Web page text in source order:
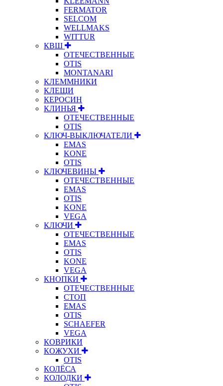
FERMATOR
SELCOM
WELLMAKS
WITTUR
КВШ
ОТЕЧЕСТВЕННЫЕ
OTIS
MONTANARI
КЛЕММНИКИ
КЛЕЩИ
КЕРОСИН
КЛИНЬЯ
ОТЕЧЕСТВЕННЫЕ
OTIS
КЛЮЧ-ВЫКЛЮЧАТЕЛИ
EMAS
KONE
OTIS
КЛЮЧЕВИНЫ
ОТЕЧЕСТВЕННЫЕ
EMAS
OTIS
KONE
VEGA
КЛЮЧИ
ОТЕЧЕСТВЕННЫЕ
EMAS
OTIS
KONE
VEGA
КНОПКИ
ОТЕЧЕСТВЕННЫЕ
СТОП
EMAS
OTIS
SCHAEFER
VEGA
КОВРИКИ
КОЖУХИ
OTIS
КОЛЁСА
КОЛОДКИ